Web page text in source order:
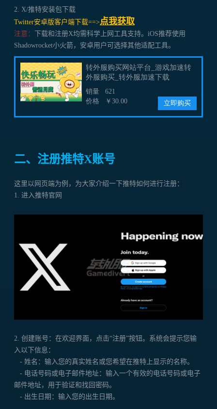
2. X/推特安装包下载
Twitter安卓版客户端下载==> 点我获取
注意： 下载和注册X均需科学上网工具支持。iOS推荐使用
Shadowrocket小火箭，安卓用户可选择其他适配工具。
二、注册推特X账号
这里以网页端为例，为大家介绍一下推特如何进行注册：
1. 进入推特官网
2. 创建账号：在欢迎界面，点击“注册”按钮。系统会提示您输
入以下信息：
- 姓名：输入您的真实姓名或您希望在推特上显示的名称。
- 电话号码或电子邮件地址：输入一个有效的电话号码或电子
邮件地址，用于验证和找回密码。
- 出生日期：输入您的出生日期。